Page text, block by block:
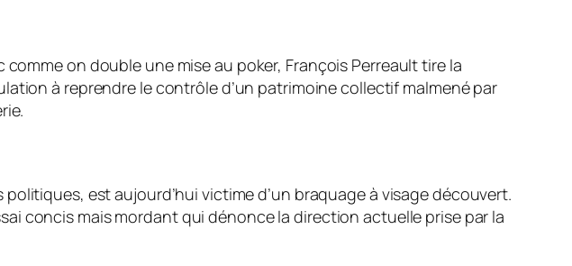
on double une mise au poker, François Perreault tire la
à reprendre le contrôle d’un patrimoine collectif malmené par
est aujourd’hui victime d’un braquage à visage découvert.
concis mais mordant qui dénonce la direction actuelle prise par la